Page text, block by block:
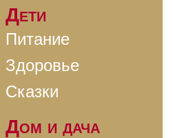
Дети
Питание
Здоровье
Сказки
Дом и дача